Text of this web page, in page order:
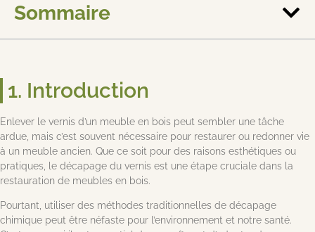
Sommaire
1. Introduction
Enlever le vernis d’un meuble en bois peut sembler une tâche
ardue, mais c’est souvent nécessaire pour restaurer ou redonner vie
à un meuble ancien. Que ce soit pour des raisons esthétiques ou
pratiques, le décapage du vernis est une étape cruciale dans la
restauration de meubles en bois.
Pourtant, utiliser des méthodes traditionnelles de décapage
chimique peut être néfaste pour l’environnement et notre santé.